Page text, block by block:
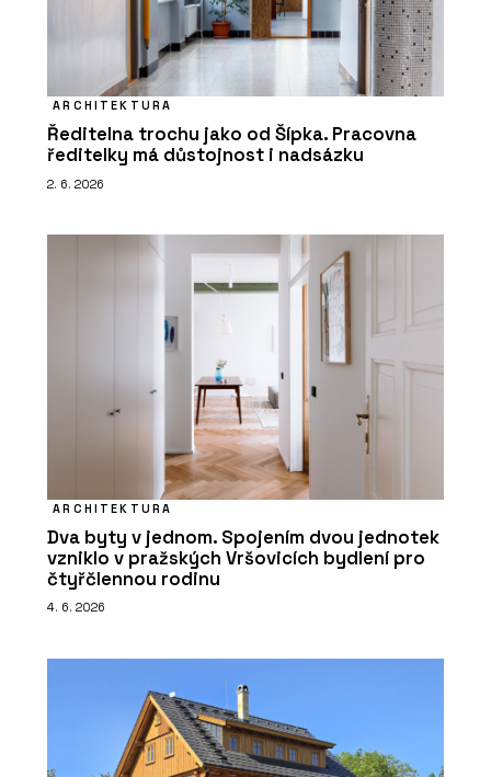
ARCHITEKTURA
Ředitelna trochu jako od Šípka. Pracovna
ředitelky má důstojnost i nadsázku
2. 6. 2026
ARCHITEKTURA
Dva byty v jednom. Spojením dvou jednotek
vzniklo v pražských Vršovicích bydlení pro
čtyřčlennou rodinu
4. 6. 2026